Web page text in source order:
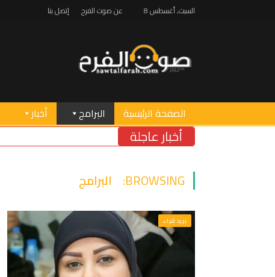
السبت, أغسطس 8 عن صوت الفرح إتصل بنا
الصفحة الرئيسية البرامج أخبار
أخبار عاجلة
BROWSING: البرامج
بريد قراء